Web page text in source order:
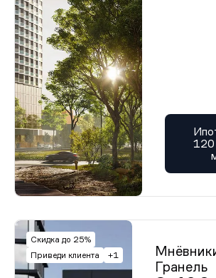
Скидка до 25%
Приведи клиента
+1
Гранель